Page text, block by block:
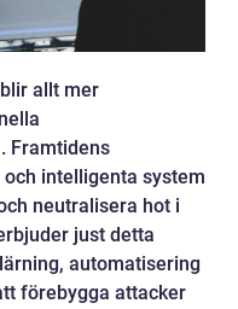
allt mer
Framtidens
intelligenta system
neutralisera hot i
just detta
automatisering
förebygga attacker